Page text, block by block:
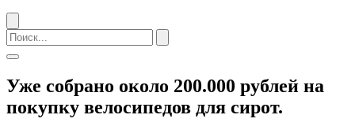
Уже собрано около 200.000 рублей на
покупку велосипедов для сирот.